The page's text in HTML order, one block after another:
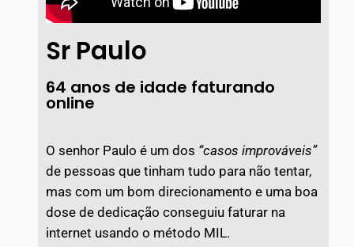
Sr Paulo
64 anos de idade faturando
online
O senhor Paulo é um dos “casos improváveis”
de pessoas que tinham tudo para não tentar,
mas com um bom direcionamento e uma boa
dose de dedicação conseguiu faturar na
internet usando o método MIL.